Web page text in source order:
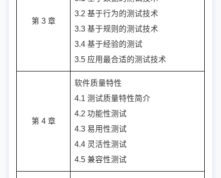
第 3 章
3.2 基于行为的测试技术
3.3 基于规则的测试技术
3.4 基于经验的测试
3.5 应用最合适的测试技术
第 4 章
软件质量特性
4.1 测试质量特性简介
4.2 功能性测试
4.3 易用性测试
4.4 灵活性测试
4.5 兼容性测试